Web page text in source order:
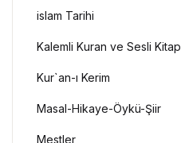
islam Tarihi
Kalemli Kuran ve Sesli Kitap
Kur`an-ı Kerim
Masal-Hikaye-Öykü-Şiir
Mestler